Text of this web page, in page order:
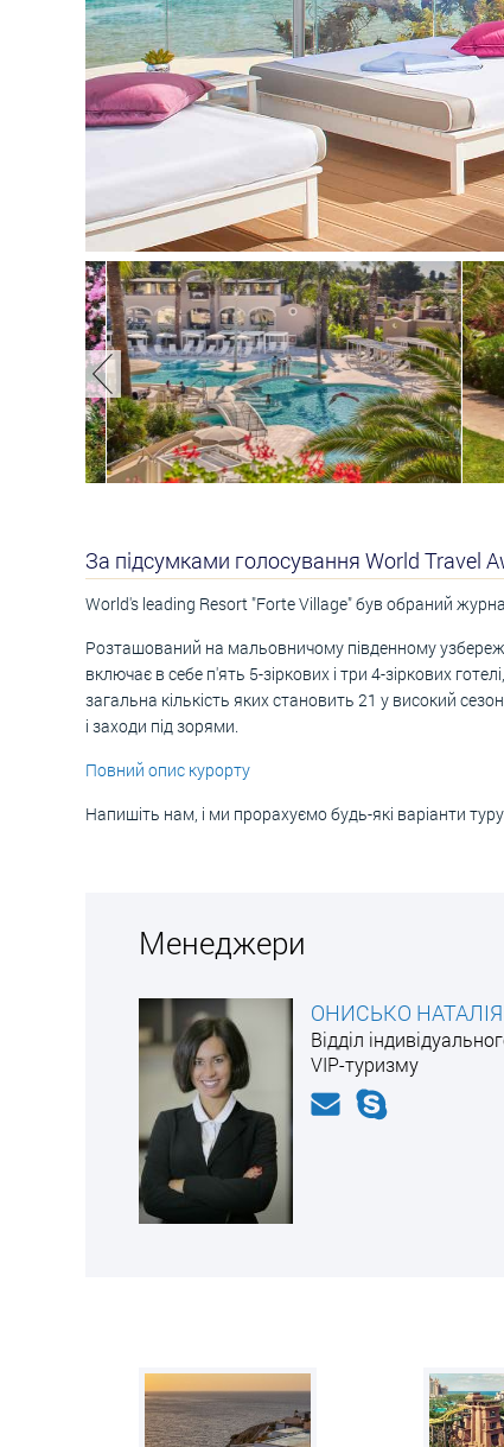
За підсумками голосування World Travel
World's leading Resort "Forte Village" був обраний
Розташований на мальовничому південному
включає в себе п'ять 5-зіркових і три 4-зіркових
загальна кількість яких становить 21 у високий
і заходи під зорями.
Повний опис курорту
Напишіть нам, і ми прорахуємо будь-які варіанти
Менеджери
ОНИСЬКО НАТАЛІЯ
Відділ
VIP-туризму